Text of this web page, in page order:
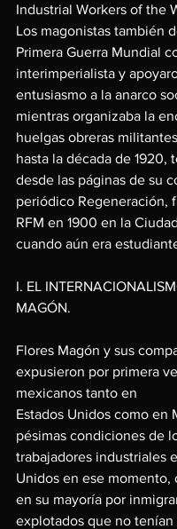
Industrial Workers of the
Los magonistas también
Primera Guerra Mundial
interimperialista y
entusiasmo a la anarco
mientras organizaba la
huelgas obreras
hasta la década de 1920,
desde las páginas de su
periódico Regeneración,
RFM en 1900 en la
cuando aún era
I. EL
MAGÓN.
Flores Magón y sus
expusieron por primera
mexicanos tanto en
Estados Unidos como en
pésimas condiciones de
trabajadores industriales
Unidos en ese momento,
en su mayoría por
explotados que no tenían